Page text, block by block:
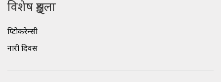
विशेष शृङ्खला
क्रिप्टोकरेन्सी
नारी दिवस